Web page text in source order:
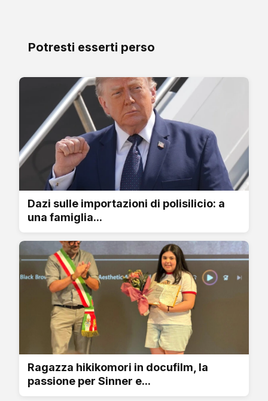
Potresti esserti perso
Dazi sulle importazioni di polisilicio: a
una famiglia...
Ragazza hikikomori in docufilm, la
passione per Sinner e...